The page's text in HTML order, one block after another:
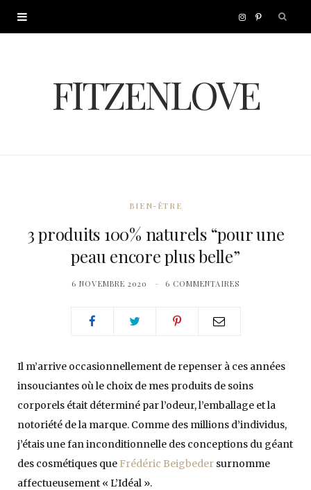
I
s
P
FITZENLOVE
BIEN-ÊTRE
3 produits 100% naturels “pour une
peau encore plus belle”
6 NOVEMBRE 2020 6 COMMENTAIRES
Il m’arrive occasionnellement de repenser à ces années
insouciantes où le choix de mes produits de soins
corporels était déterminé par l’odeur, l’emballage et la
notoriété de la marque. Comme des millions d’individus,
j’étais une fan inconditionnelle des conceptions du géant
des cosmétiques que Frédéric Beigbeder surnomme
affectueusement « L’Idéal ».